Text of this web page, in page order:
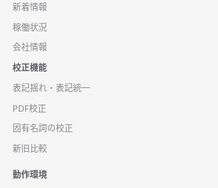
新着情報
稼働状況
会社情報
校正機能
表記揺れ・表記統一
PDF校正
固有名詞の校正
新旧比較
動作環境